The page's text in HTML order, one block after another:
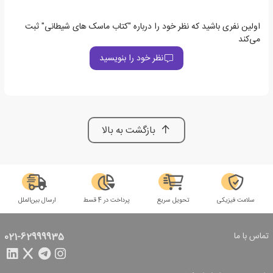
اولین نفری باشید که نظر خود را درباره "کتاب ماسک های شیطانی" ثبت
می‌کند
نظر خود را بنویسید
بازگشت به بالا
سلامت فیزیکی تحویل سریع پرداخت در 4 قسط ارسال بین‌الملل
تماس با ما 021-62999935